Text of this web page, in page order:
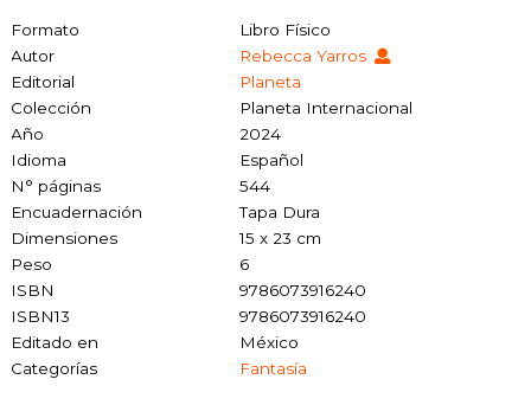
Formato
Libro Físico
Autor
Rebecca Yarros
Editorial
Planeta
Colección
Planeta Internacional
Año
2024
Idioma
Español
N° páginas
544
Encuadernación
Tapa Dura
Dimensiones
15 x 23 cm
Peso
6
ISBN
9786073916240
ISBN13
9786073916240
Editado en
México
Categorías
Fantasía